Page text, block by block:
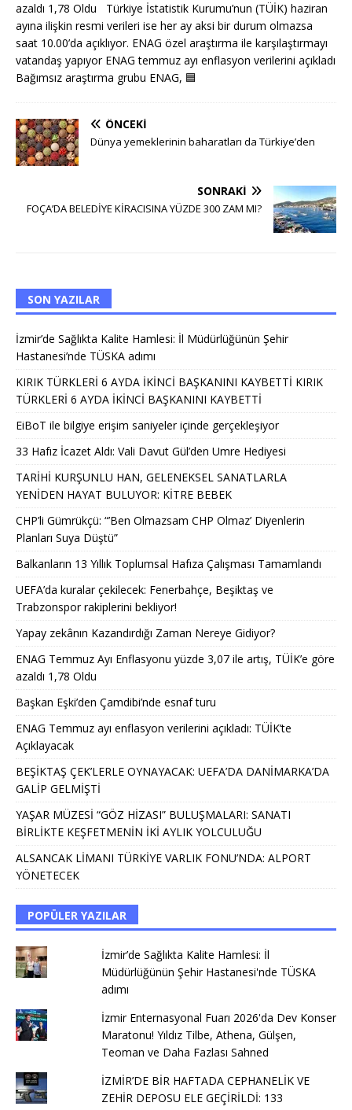
azaldı 1,78 Oldu Türkiye İstatistik Kurumu’nun (TÜİK) haziran
ayına ilişkin resmi verileri ise her ay aksi bir durum olmazsa
saat 10.00’da açıklıyor. ENAG özel araştırma ile karşılaştırmayı
vatandaş yapıyor ENAG temmuz ayı enflasyon verilerini açıkladı
Bağımsız araştırma grubu ENAG, 🟦
ÖNCEKI
Dünya yemeklerinin baharatları da Türkiye’den
SONRAKI
FOÇA’DA BELEDİYE KİRACISINA YÜZDE 300 ZAM MI?
SON YAZILAR
İzmir’de Sağlıkta Kalite Hamlesi: İl Müdürlüğünün Şehir
Hastanesi’nde TÜSKA adımı
KIRIK TÜRKLERİ 6 AYDA İKİNCİ BAŞKANINI KAYBETTİ KIRIK
TÜRKLERİ 6 AYDA İKİNCİ BAŞKANINI KAYBETTİ
EiBoT ile bilgiye erişim saniyeler içinde gerçekleşiyor
33 Hafız İcazet Aldı: Vali Davut Gül’den Umre Hediyesi
TARİHİ KURŞUNLU HAN, GELENEKSEL SANATLARLA
YENİDEN HAYAT BULUYOR: KİTRE BEBEK
CHP’li Gümrükçü: “’Ben Olmazsam CHP Olmaz’ Diyenlerin
Planları Suya Düştü”
Balkanların 13 Yıllık Toplumsal Hafıza Çalışması Tamamlandı
UEFA’da kuralar çekilecek: Fenerbahçe, Beşiktaş ve
Trabzonspor rakiplerini bekliyor!
Yapay zekânın Kazandırdığı Zaman Nereye Gidiyor?
ENAG Temmuz Ayı Enflasyonu yüzde 3,07 ile artış, TÜİK’e göre
azaldı 1,78 Oldu
Başkan Eşki’den Çamdibi’nde esnaf turu
ENAG Temmuz ayı enflasyon verilerini açıkladı: TÜİK’te
Açıklayacak
BEŞİKTAŞ ÇEK’LERLE OYNAYACAK: UEFA’DA DANİMARKA’DA
GALİP GELMİŞTİ
YAŞAR MÜZESİ “GÖZ HİZASI” BULUŞMALARI: SANATI
BİRLİKTE KEŞFETMENİN İKİ AYLIK YOLCULUĞU
ALSANCAK LİMANI TÜRKİYE VARLIK FONU’NDA: ALPORT
YÖNETECEK
POPÜLER YAZILAR
İzmir’de Sağlıkta Kalite Hamlesi: İl
Müdürlüğünün Şehir Hastanesi'nde TÜSKA
adımı
İzmir Enternasyonal Fuarı 2026'da Dev Konser
Maratonu! Yıldız Tilbe, Athena, Gülşen,
Teoman ve Daha Fazlası Sahned
İZMİR’DE BİR HAFTADA CEPHANELİK VE
ZEHİR DEPOSU ELE GEÇİRİLDİ: 133